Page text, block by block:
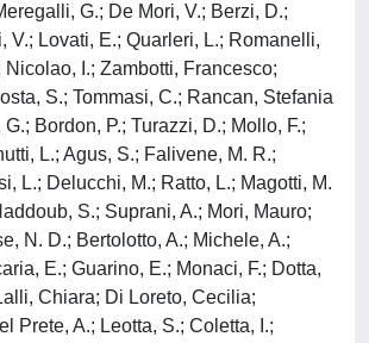
G.; De Mori, V.; Berzi, D.;
V.; Lovati, E.; Quarleri, L.; Romanelli,
Nicolao, I.; Zambotti, Francesco;
S.; Tommasi, C.; Rancan, Stefania
Bordon, P.; Turazzi, D.; Mollo, F.;
L.; Agus, S.; Falivene, M. R.;
L.; Delucchi, M.; Ratto, L.; Magotti, M.
S.; Suprani, A.; Mori, Mauro;
N. D.; Bertolotto, A.; Michele, A.;
E.; Guarino, E.; Monaci, F.; Dotta,
Chiara; Di Loreto, Cecilia;
Prete, A.; Leotta, S.; Coletta, I.;